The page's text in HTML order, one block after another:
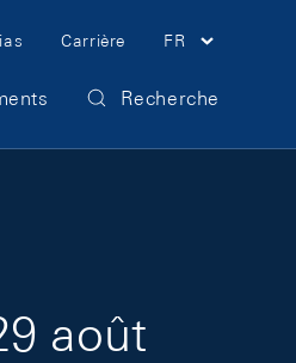
Carrière FR
Recherche
août